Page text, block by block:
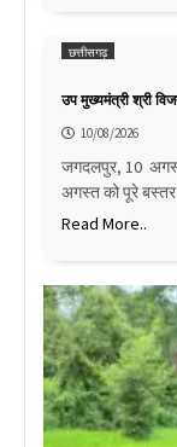
छत्तीसगढ़
उप मुख्यमंत्री श्री
10/08/2026
जगदलपुर, 10
अगस्त को पूरे
Read More..